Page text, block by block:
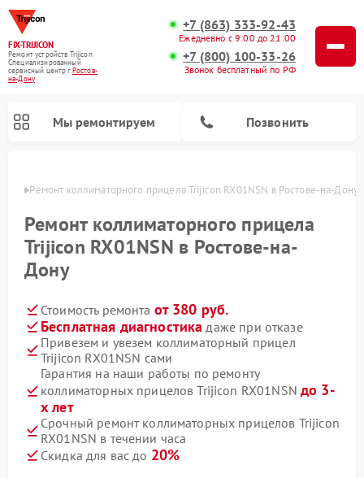
FIX-TRIJICON
Ремонт устройств Trijicon
Специализированный
cервисный центр г.Ростов-
на-Дону
+7 (863) 333-92-43
Ежедневно с 9:00 до 21:00
+7 (800) 100-33-26
Звонок бесплатный по РФ
Мы ремонтируем Позвонить
Ремонт коллиматорного прицела Trijicon RX01NSN в Ростове-на-Дону
Ремонт коллиматорного прицела
Trijicon RX01NSN в Ростове-на-
Дону
Стоимость ремонта от 380 руб.
Бесплатная диагностика даже при отказе
Привезем и увезем коллиматорный прицел
Trijicon RX01NSN сами
Гарантия на наши работы по ремонту
коллиматорных прицелов Trijicon RX01NSN до 3-
х лет
Срочный ремонт коллиматорных прицелов Trijicon
RX01NSN в течении часа
Скидка для вас до 20%